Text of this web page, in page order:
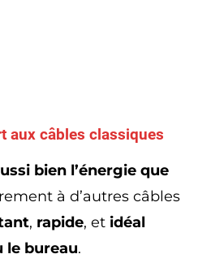
aux câbles classiques
bien l’énergie que
à d’autres câbles
, rapide, et idéal
le bureau.